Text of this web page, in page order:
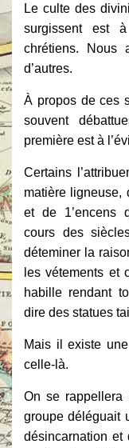
Le culte des
surgissent est
chrétiens. Nous
d’autres.
À propos de ces
souvent
première est à
Certains
matière ligneuse,
et de 1’encens
cours des
déteminer la
les vétements et
habille rendant
dire des statues
Mais il existe
celle-là.
On se rappellera
groupe déléguait
désincarnation et